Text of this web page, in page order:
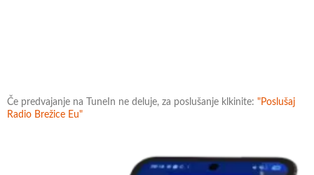
Če predvajanje na TuneIn ne deluje, za poslušanje klkinite: "Poslušaj
Radio Brežice Eu"